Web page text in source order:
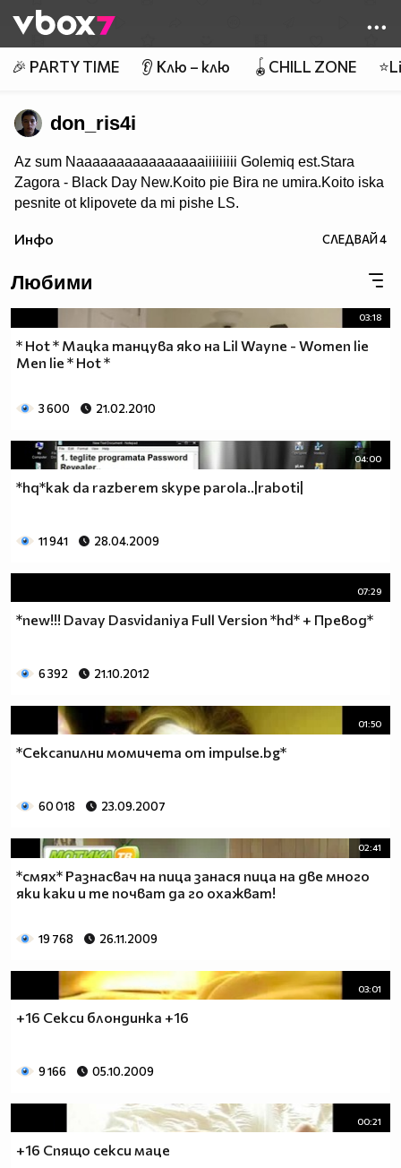
👾
🎉 PARTY TIME 👂 Клю – клю 🪀CHILL ZONE
don_ris4i
Az sum Naaaaaaaaaaaaaaaaiiiiiiiii Golemiq est.Stara
Zagora - Black Day New.Koito pie Bira ne umira.Koito iska
pesnite ot klipovete da mi pishe LS.
Инфо СЛЕДВАЙ4
Любими
03:18
* Hot * Мацка танцува яко на Lil Wayne - Women lie
Men lie * Hot *
3 600 21.02.2010
04:00
*hq*kak da razberem skype parola..|raboti|
11 941 28.04.2009
07:29
*new!!! Davay Dasvidaniya Full Version *hd* + Превод*
6 392 21.10.2012
01:50
*Сексапилни момичета от impulse.bg*
60 018 23.09.2007
02:41
*смях* Разнасвач на пица занася пица на две много
яки каки и те почват да го охажват!
19 768 26.11.2009
03:01
+16 Секси блондинка +16
9 166 05.10.2009
00:21
+16 Спящо секси маце